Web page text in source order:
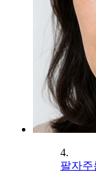
4.
팔자주